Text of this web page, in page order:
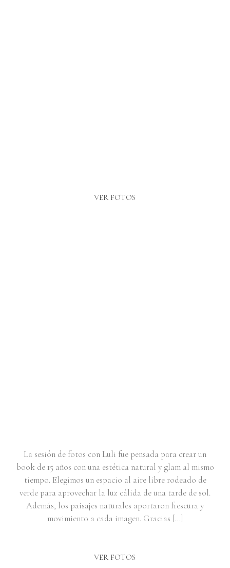
VER FOTOS
VER FOTOS
La sesión de fotos con Luli fue pensada para crear un
book de 15 años con una estética natural y glam al mismo
tiempo. Elegimos un espacio al aire libre rodeado de
verde para aprovechar la luz cálida de una tarde de sol.
Además, los paisajes naturales aportaron frescura y
movimiento a cada imagen. Gracias […]